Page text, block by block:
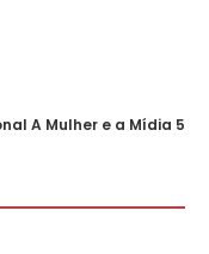
A Mulher e a Mídia 5